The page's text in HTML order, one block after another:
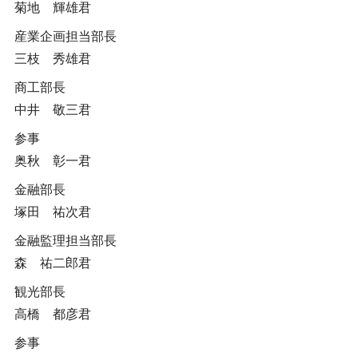
菊地 輝雄君
産業企画担当部長
三枝 秀雄君
商工部長
中井 敬三君
参事
奥秋 彰一君
金融部長
塚田 祐次君
金融監理担当部長
森 祐二郎君
観光部長
高橋 都彦君
参事